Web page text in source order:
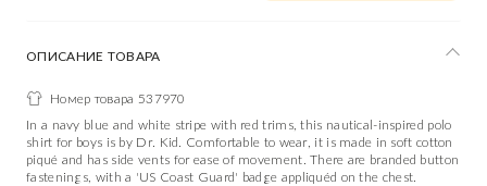
ОПИСАНИЕ ТОВАРА
Номер товара 537970
In a navy blue and white stripe with red trims, this nautical-inspired polo
shirt for boys is by Dr. Kid. Comfortable to wear, it is made in soft cotton
piqué and has side vents for ease of movement. There are branded button
fastenings, with a 'US Coast Guard' badge appliquéd on the chest.